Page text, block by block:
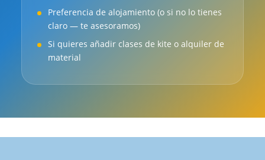
Preferencia de alojamiento (o si no lo tienes
claro — te asesoramos)
Si quieres añadir clases de kite o alquiler de
material